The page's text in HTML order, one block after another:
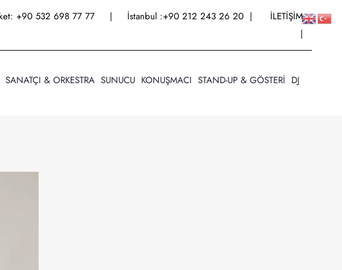
+90 532 698 77 77| İstanbul :+90 212 243 26 20|
İLETİŞİM
|
SANATÇI & ORKESTRA SUNUCU KONUŞMACI STAND-UP & GÖSTERİ DJ